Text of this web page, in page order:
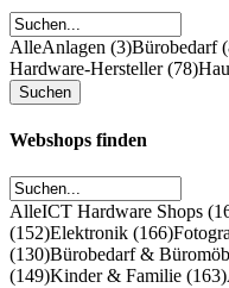
AlleAnlagen (3)Bürobedarf
Hardware-Hersteller (78)
Webshops finden
AlleICT Hardware Shops
(152)Elektronik (166)
(130)Bürobedarf &
(149)Kinder & Familie (163)